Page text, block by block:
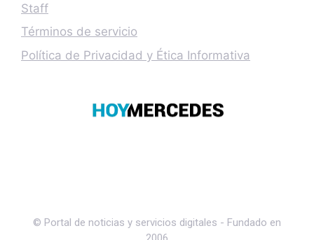
Staff
Términos de servicio
Política de Privacidad y Ética Informativa
© Portal de noticias y servicios digitales - Fundado en